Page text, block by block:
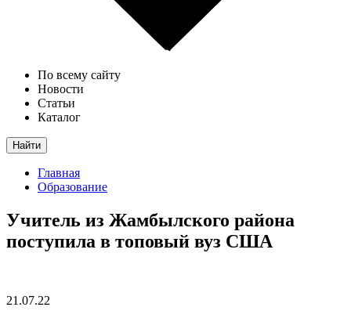
По всему сайту
Новости
Статьи
Каталог
Найти
Главная
Образование
Учитель из Жамбылского района
поступила в топовый вуз США
21.07.22